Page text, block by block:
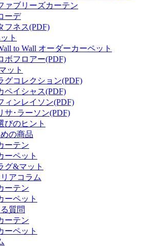
ァブリーズカーテン
ーデ
フネス(PDF)
ト
to Wall オーダーカーペット
ボフロアー(PDF)
ット
グコレクション(PDF)
ペイシャス(PDF)
ィンレイソン(PDF)
サ･ラーソン(PDF)
びのヒント
の商品
ーテン
ーペット
グ&マット
アコラム
ーテン
ーペット
質問
ーテン
ーペット